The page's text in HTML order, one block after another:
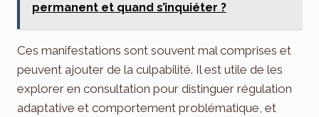
permanent et quand s’inquiéter ?
Ces manifestations sont souvent mal comprises et
peuvent ajouter de la culpabilité. Il est utile de les
explorer en consultation pour distinguer régulation
adaptative et comportement problématique, et